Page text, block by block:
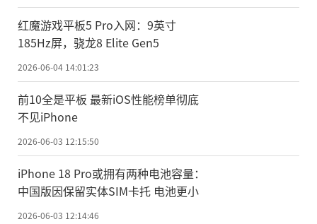
红魔游戏平板5 Pro入网：9英寸
185Hz屏，骁龙8 Elite Gen5
2026-06-04 14:01:23
前10全是平板 最新iOS性能榜单彻底
不见iPhone
2026-06-03 12:15:50
iPhone 18 Pro或拥有两种电池容量：
中国版因保留实体SIM卡托 电池更小
2026-06-03 12:14:46